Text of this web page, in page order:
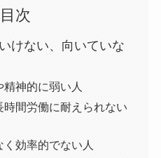
目次
けない、向いていな
神的に弱い人
時間労働に耐えられない
効率的でない人